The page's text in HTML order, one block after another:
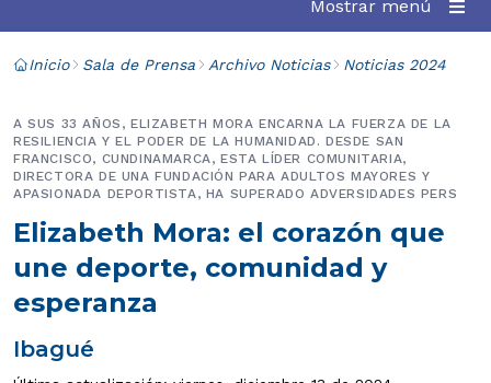
Mostrar menú
Inicio Sala de Prensa Archivo Noticias Noticias 2024
Elizabeth Mora: el corazón que
une deporte, comunidad y
esperanza
Ibagué
A SUS 33 AÑOS, ELIZABETH MORA ENCARNA LA FUERZA DE LA
RESILIENCIA Y EL PODER DE LA HUMANIDAD. DESDE SAN
FRANCISCO, CUNDINAMARCA, ESTA LÍDER COMUNITARIA,
DIRECTORA DE UNA FUNDACIÓN PARA ADULTOS MAYORES Y
APASIONADA DEPORTISTA, HA SUPERADO ADVERSIDADES PERS